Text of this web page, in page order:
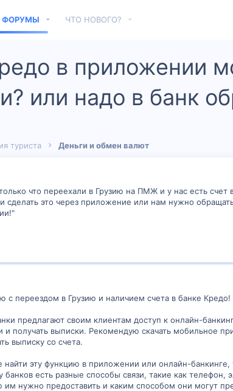
ФОРУМЫ ЧТО НОВОГО?
в приложении
или надо в банк
туриста Деньги и обмен валют
что переехали в Грузию на ПМЖ и у нас есть счет
это через приложение или нам нужно
с переездом в Грузию и наличием счета в банке
предлагают своим клиентам доступ к онлайн-
и получать выписки. Рекомендую скачать мобильное
выписку со счета.
эту функцию в приложении или онлайн-
банков есть разные способы связи, такие как телефон,
нужно предоставить и каким способом они могут